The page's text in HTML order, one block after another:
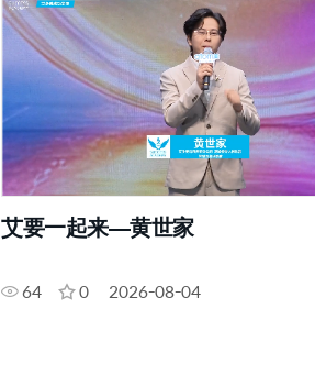
艾要一起来—黄世家
64 0 2026-08-04